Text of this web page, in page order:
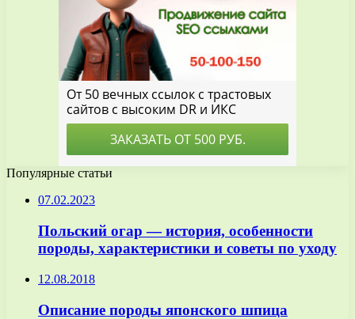
Популярные статьи
07.02.2023
Польский огар — история, особенности
породы, характеристики и советы по уходу
12.08.2018
Описание породы японского шпица